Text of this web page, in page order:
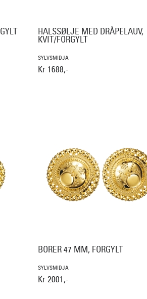
HALSSØLJE MED DRÅPELAUV,
KVIT/FORGYLT
SYLVSMIDJA
Kr 1688,-
BORER 47 MM, FORGYLT
SYLVSMIDJA
Kr 2001,-